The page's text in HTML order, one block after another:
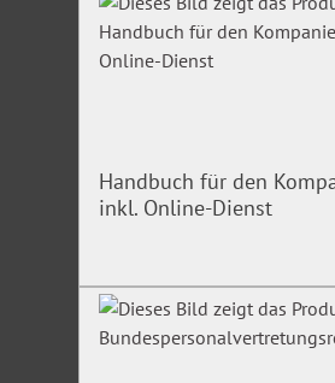
Handbuch für den
inkl. Online-Dienst